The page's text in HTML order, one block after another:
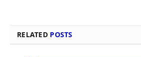
RELATED POSTS